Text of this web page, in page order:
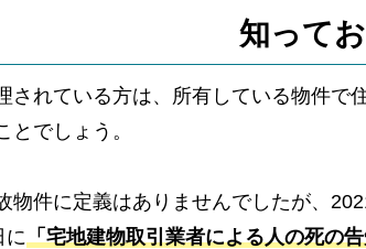
知って
されている方は、所有している物件で
とでしょう。
物件に定義はありませんでしたが、
に
「宅地建物取引業者による人の死の